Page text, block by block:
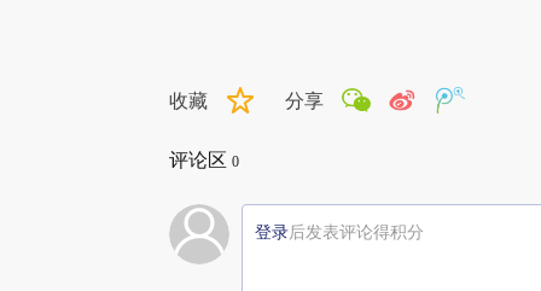
收藏 分享
评论区 0
登录后发表评论得积分